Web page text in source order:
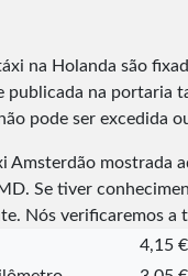
na Holanda são
publicada na portaria
pode ser excedida
Amsterdão mostrada
. Se tiver
Nós verificaremos a
4,15 €